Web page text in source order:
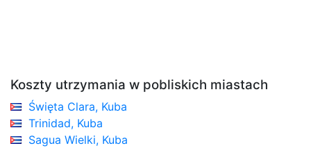
Koszty utrzymania w pobliskich miastach
Święta Clara, Kuba
Trinidad, Kuba
Sagua Wielki, Kuba